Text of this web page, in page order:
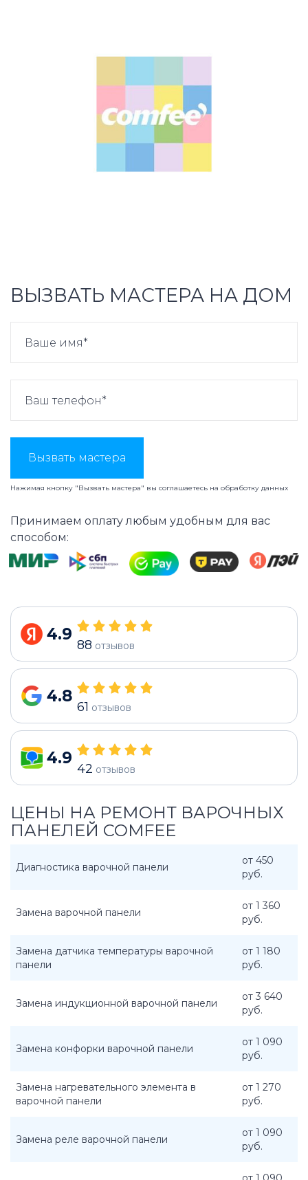
ВЫЗВАТЬ МАСТЕРА НА ДОМ
Вызвать мастера
Нажимая кнопку "Вызвать мастера" вы соглашаетесь на обработку данных
Принимаем оплату любым удобным для вас
способом:
4.9
88 отзывов
4.8
61 отзывов
4.9
42 отзывов
ЦЕНЫ НА РЕМОНТ ВАРОЧНЫХ
ПАНЕЛЕЙ COMFEE
Диагностика варочной панели
от 450
руб.
Замена варочной панели
от 1 360
руб.
Замена датчика температуры варочной
панели
от 1 180
руб.
Замена индукционной варочной панели
от 3 640
руб.
Замена конфорки варочной панели
от 1 090
руб.
Замена нагревательного элемента в
варочной панели
от 1 270
руб.
Замена реле варочной панели
от 1 090
руб.